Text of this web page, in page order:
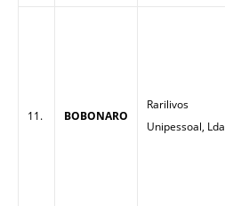
11. BOBONARO
Rarilivos
Unipessoal, Lda